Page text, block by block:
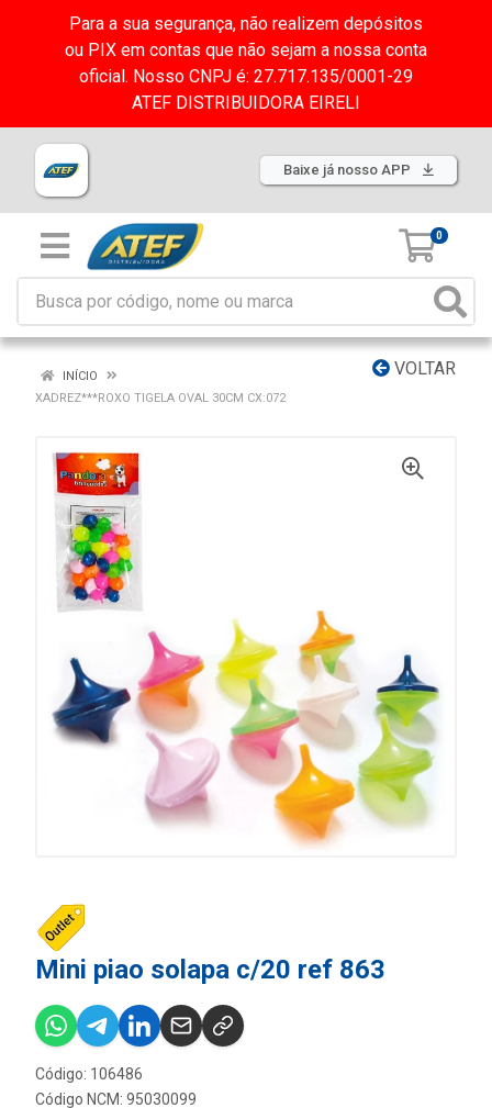
Para a sua segurança, não realizem depósitos
ou PIX em contas que não sejam a nossa conta
oficial. Nosso CNPJ é: 27.717.135/0001-29
ATEF DISTRIBUIDORA EIRELI
Baixe já nosso APP
0
VOLTAR
INÍCIO
XADREZ***ROXO TIGELA OVAL 30CM CX:072
Mini piao solapa c/20 ref 863
Código: 106486
Código NCM: 95030099